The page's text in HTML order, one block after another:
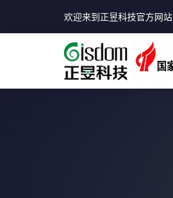
欢迎来到正昱科技官方网站